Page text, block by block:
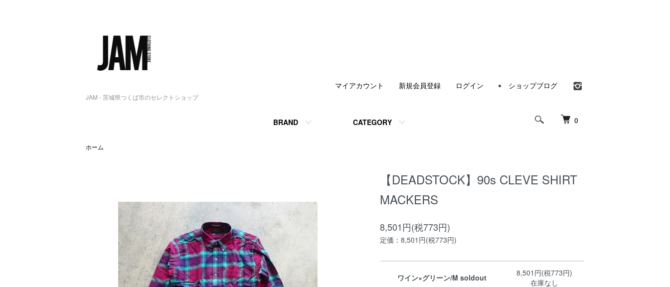
JAM - 茨城県つくば市のセレクトショップ
0
BRAND CATEGORY
マイアカウント 新規会員登録 ログイン ショップブログ
ホーム
【DEADSTOCK】90s CLEVE SHIRT
MACKERS
8,501円(税773円)
定価：8,501円(税773円)
ワイン×グリーン/M soldout
8,501円(税773円)
在庫なし